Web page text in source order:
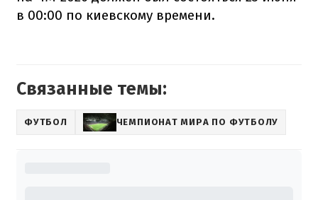
в 00:00 по киевскому времени.
Связанные темы:
ФУТБОЛ ЧЕМПИОНАТ МИРА ПО ФУТБОЛУ